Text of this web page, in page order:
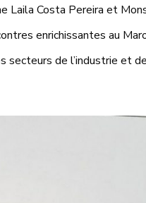
Laila Costa Pereira et
enrichissantes au
secteurs de l’industrie et